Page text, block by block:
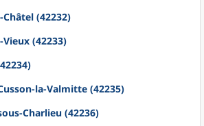
(42232)
(42233)
la-Valmitte (42235)
Charlieu (42236)